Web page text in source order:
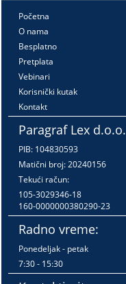
Početna
O nama
Besplatno
Pretplata
Vebinari
Korisnički kutak
Kontakt
Paragraf Lex d.o.o.
PIB: 104830593
Matični broj: 20240156
Tekući račun:
105-3029346-18
160-0000000380290-23
Radno vreme:
Ponedeljak - petak
7:30 - 15:30